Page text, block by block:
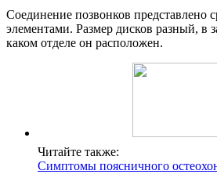
Соединение позвонков представлено
элементами. Размер дисков разный, в
каком отделе он расположен.
Читайте также:
Симптомы поясничного